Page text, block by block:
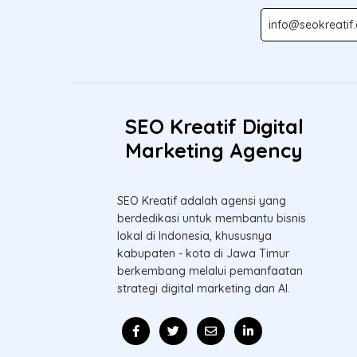
SEO Kreatif Digital
Marketing Agency
SEO Kreatif adalah agensi yang
berdedikasi untuk membantu bisnis
lokal di Indonesia, khususnya
kabupaten - kota di Jawa Timur
berkembang melalui pemanfaatan
strategi digital marketing dan AI.